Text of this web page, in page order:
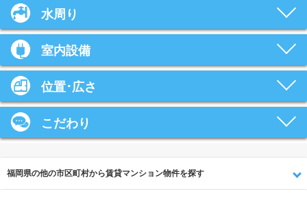
水周り
室内設備
位置･広さ
こだわり
福岡県の他の市区町村から賃貸マンション物件を探す